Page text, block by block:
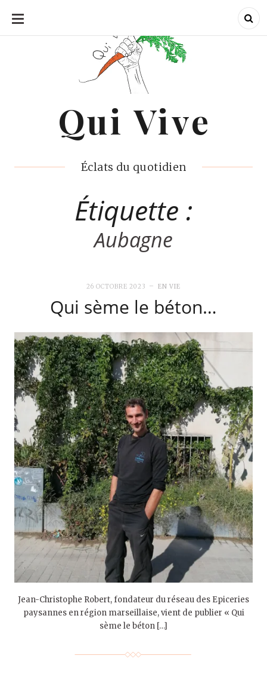
ALLER
CONTENU
Qui Vive
Éclats du quotidien
Qui Vive
Étiquette :
Aubagne
26 OCTOBRE 2023 EN VIE
Qui sème le béton…
Jean-Christophe Robert, fondateur du réseau des Epiceries
paysannes en région marseillaise, vient de publier « Qui
sème le béton […]